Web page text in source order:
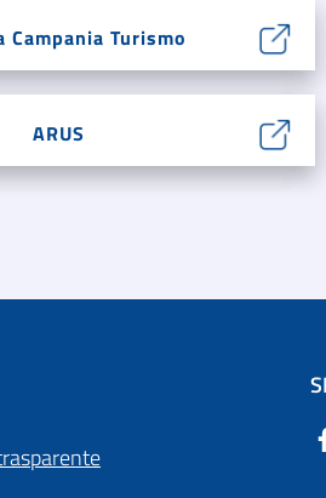
Campania Turismo
ARUS